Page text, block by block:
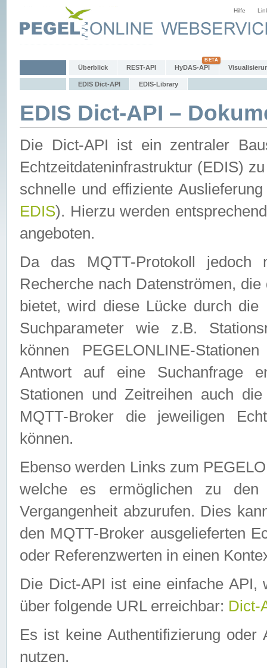
Hilfe
Überblick REST-API HyDAS-API
EDIS Dict-API EDIS-Library
EDIS Dict-API –
Die Dict-API ist ein zentraler
Echtzeitdateninfrastruktur (EDIS)
schnelle und effiziente
EDIS). Hierzu werden
angeboten.
Da das MQTT-Protokoll jedoch
Recherche nach Datenströmen,
bietet, wird diese Lücke durch die
Suchparameter wie z.B.
können PEGELONLINE-
Antwort auf eine Suchanfrage
Stationen und Zeitreihen auch
MQTT-Broker die jeweiligen
können.
Ebenso werden Links zum
welche es ermöglichen zu den
Vergangenheit abzurufen. Dies
den MQTT-Broker ausgelieferten
oder Referenzwerten in einen
Die Dict-API ist eine einfache API,
über folgende URL erreichbar: Dict-
Es ist keine Authentifizierung
nutzen.